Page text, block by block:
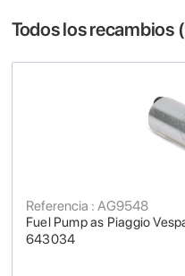
Todos los recambios (
Fuel Pump as Piaggio
643034
Referencia : AG9548